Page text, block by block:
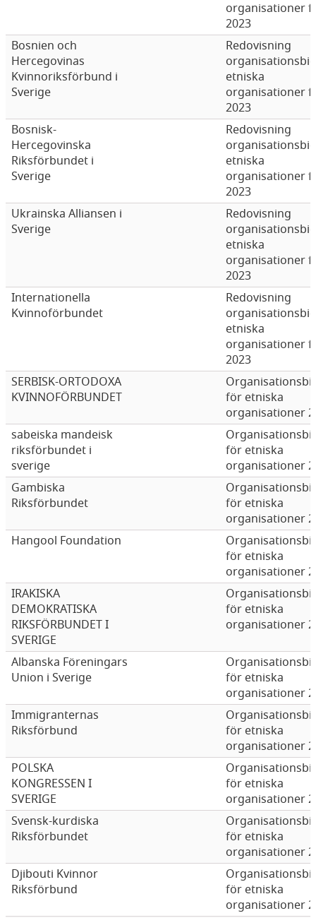
organisationer
2023
Bosnien och
Hercegovinas
Kvinnoriksförbund i
Sverige
Redovisning
etniska
organisationer
2023
Bosnisk-
Hercegovinska
Riksförbundet i
Sverige
Redovisning
etniska
organisationer
2023
Ukrainska Alliansen i
Sverige
Redovisning
etniska
organisationer
2023
Internationella
Kvinnoförbundet
Redovisning
etniska
organisationer
2023
SERBISK-ORTODOXA
KVINNOFÖRBUNDET
för etniska
organisationer
sabeiska mandeisk
riksförbundet i
sverige
för etniska
organisationer
Gambiska
Riksförbundet
för etniska
organisationer
Hangool Foundation
för etniska
organisationer
IRAKISKA
DEMOKRATISKA
RIKSFÖRBUNDET I
SVERIGE
för etniska
organisationer
Albanska Föreningars
Union i Sverige
för etniska
organisationer
Immigranternas
Riksförbund
för etniska
organisationer
POLSKA
KONGRESSEN I
SVERIGE
för etniska
organisationer
Svensk-kurdiska
Riksförbundet
för etniska
organisationer
Djibouti Kvinnor
Riksförbund
för etniska
organisationer